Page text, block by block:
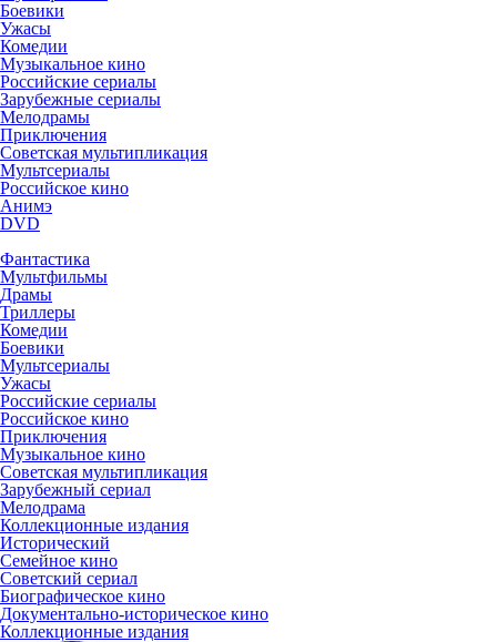
Боевики
Ужасы
Комедии
Музыкальное кино
Российские сериалы
Зарубежные сериалы
Мелодрамы
Приключения
Советская мультипликация
Мультсериалы
Российское кино
Анимэ
DVD
Фантастика
Мультфильмы
Драмы
Триллеры
Комедии
Боевики
Мультсериалы
Ужасы
Российские сериалы
Российское кино
Приключения
Музыкальное кино
Советская мультипликация
Зарубежный сериал
Мелодрама
Коллекционные издания
Исторический
Семейное кино
Советский сериал
Биографическое кино
Документально-историческое кино
Коллекционные издания